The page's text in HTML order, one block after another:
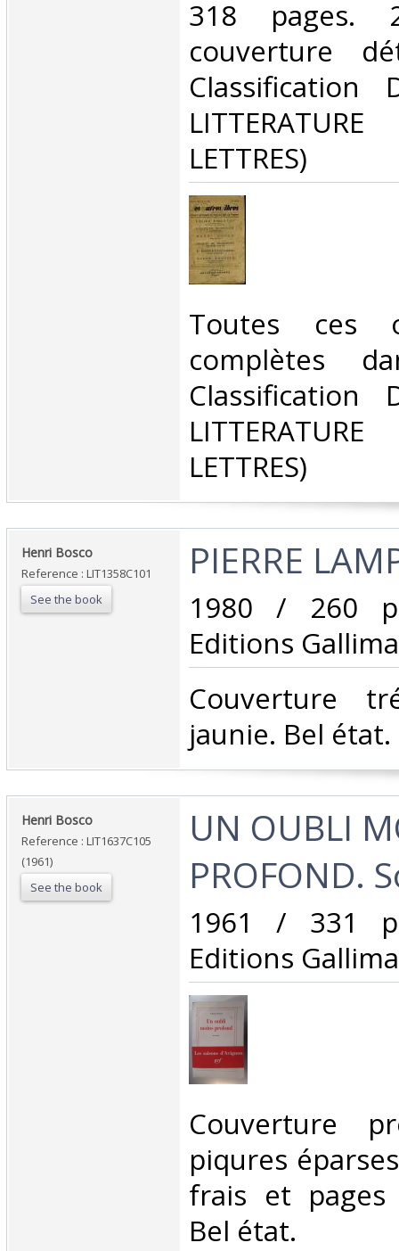
318 pages.
couverture
Classification
LETTRES)‎
‎Toutes ces
complètes
Classification
LETTRES)‎
‎Henri Bosco‎
Reference : LIT1358C101
See the book
‎PIERRE
‎1980 / 260
Editions
‎Couverture
jaunie. Bel état.‎
‎Henri Bosco‎
Reference : LIT1637C105
(1961)
See the book
‎UN OUBLI
PROFOND.
‎1961 / 331
Editions
‎Couverture
piqures
frais et pages
Bel état.‎